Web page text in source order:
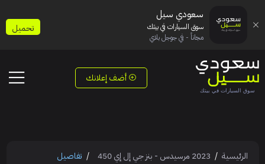
أضف إعلانك
الرئيسية 2023 مرسيدس - بنز جي إل إي 450 تفاصيل
سعودي سيل
سوق السيارات في بيتك
مجاناً - في جوجل بلاي
تحميل